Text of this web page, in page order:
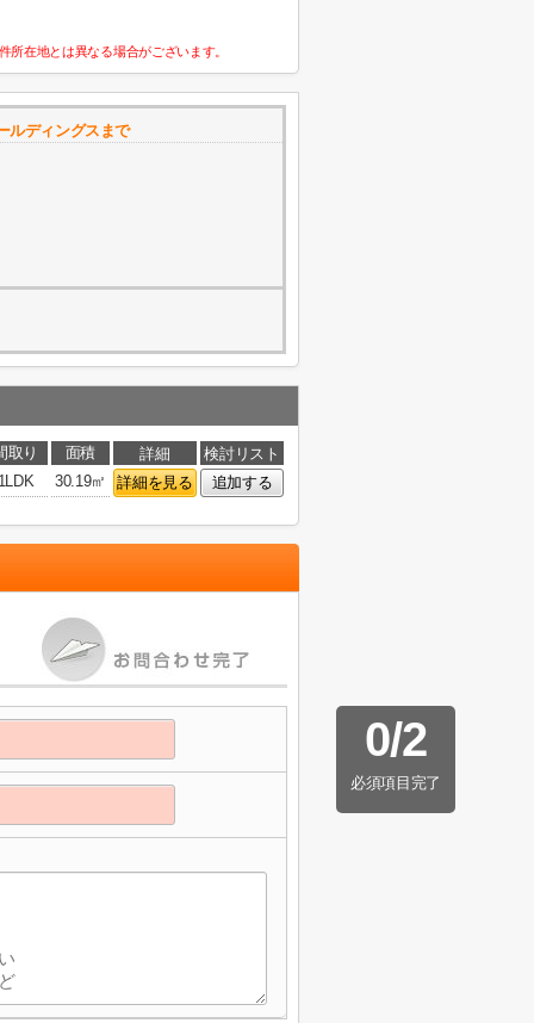
在地とは異なる場合がございます。
ディングスまで
取り 面積 詳細
検討リスト
30.19㎡ 詳細を見る 追加する
0/2
必須項目完了